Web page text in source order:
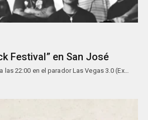
Festival” en San José
las 22:00 en el parador Las Vegas 3.0 (Ex…